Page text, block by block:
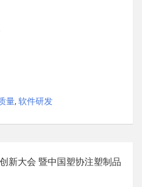
量, 软件研发
新大会 暨中国塑协注塑制品